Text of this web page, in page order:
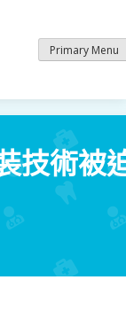
Primary Menu
技術被